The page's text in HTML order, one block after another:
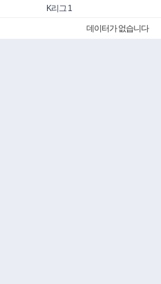
K리그 1
데이터가 없습니다